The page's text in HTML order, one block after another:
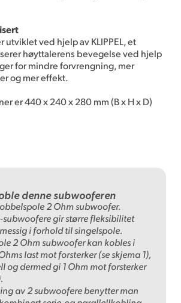
utviklet ved hjelp av KLIPPEL, et
høyttalerens bevegelse ved hjelp
for mindre forvrengning, mer
og mer effekt.
er 440 x 240 x 280 mm (B x H x D)
denne subwooferen
2 Ohm subwoofer.
gir større fleksibilitet
i forhold til singelspole.
2 Ohm subwoofer kan kobles i
last mot forsterker (se skjema 1),
og dermed gi 1 Ohm mot forsterker
av 2 subwoofere benytter man